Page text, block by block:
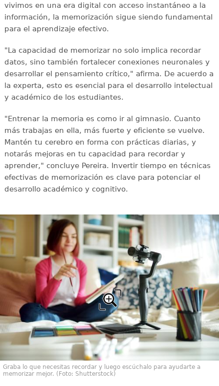
vivimos en una era digital con acceso instantáneo a la
información, la memorización sigue siendo fundamental
para el aprendizaje efectivo.
"La capacidad de memorizar no solo implica recordar
datos, sino también fortalecer conexiones neuronales y
desarrollar el pensamiento crítico," afirma. De acuerdo a
la experta, esto es esencial para el desarrollo intelectual
y académico de los estudiantes.
"Entrenar la memoria es como ir al gimnasio. Cuanto
más trabajas en ella, más fuerte y eficiente se vuelve.
Mantén tu cerebro en forma con prácticas diarias, y
notarás mejoras en tu capacidad para recordar y
aprender," concluye Pereira. Invertir tiempo en técnicas
efectivas de memorización es clave para potenciar el
desarrollo académico y cognitivo.
Graba lo que necesitas recordar y luego escúchalo para ayudarte a
memorizar mejor. (Foto: Shutterstock)